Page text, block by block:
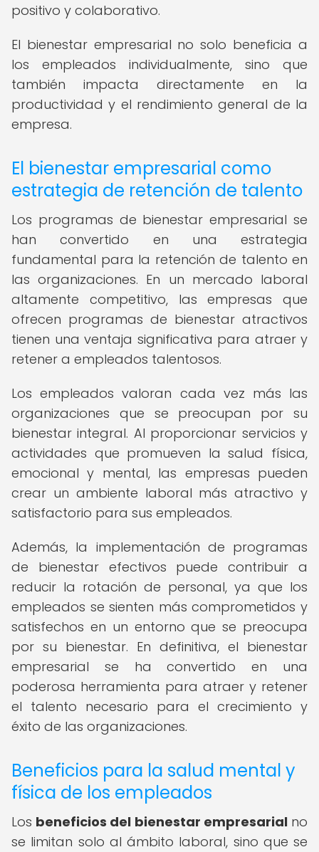
positivo y colaborativo.
El bienestar empresarial no solo beneficia a
los empleados individualmente, sino que
también impacta directamente en la
productividad y el rendimiento general de la
empresa.
El bienestar empresarial como
estrategia de retención de talento
Los programas de bienestar empresarial se
han convertido en una estrategia
fundamental para la retención de talento en
las organizaciones. En un mercado laboral
altamente competitivo, las empresas que
ofrecen programas de bienestar atractivos
tienen una ventaja significativa para atraer y
retener a empleados talentosos.
Los empleados valoran cada vez más las
organizaciones que se preocupan por su
bienestar integral. Al proporcionar servicios y
actividades que promueven la salud física,
emocional y mental, las empresas pueden
crear un ambiente laboral más atractivo y
satisfactorio para sus empleados.
Además, la implementación de programas
de bienestar efectivos puede contribuir a
reducir la rotación de personal, ya que los
empleados se sienten más comprometidos y
satisfechos en un entorno que se preocupa
por su bienestar. En definitiva, el bienestar
empresarial se ha convertido en una
poderosa herramienta para atraer y retener
el talento necesario para el crecimiento y
éxito de las organizaciones.
Beneficios para la salud mental y
física de los empleados
Los beneficios del bienestar empresarialno
se limitan solo al ámbito laboral, sino que se